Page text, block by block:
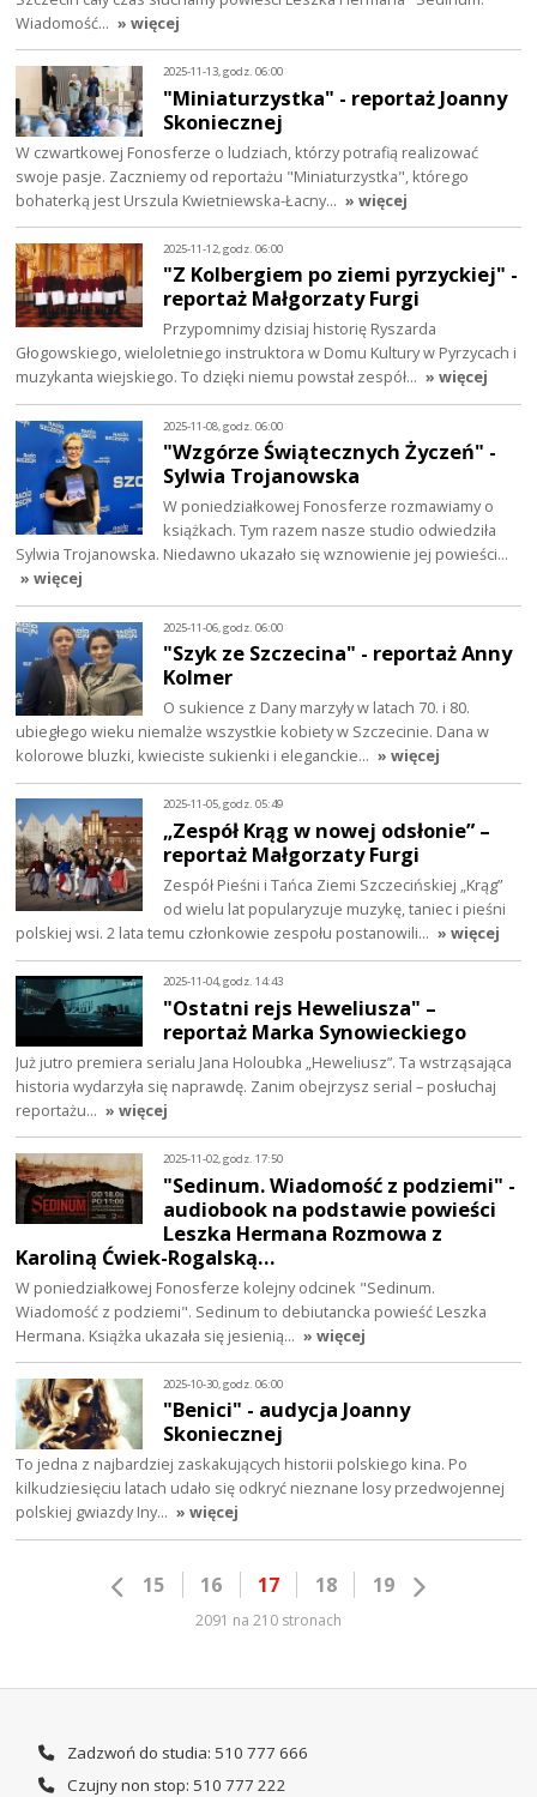
Wiadomość… » więcej
2025-11-13, godz. 06:00
"Miniaturzystka" - reportaż Joanny
Skoniecznej
W czwartkowej Fonosferze o ludziach, którzy potrafią realizować
swoje pasje. Zaczniemy od reportażu "Miniaturzystka", którego
bohaterką jest Urszula Kwietniewska-Łacny… » więcej
2025-11-12, godz. 06:00
"Z Kolbergiem po ziemi pyrzyckiej" -
reportaż Małgorzaty Furgi
Przypomnimy dzisiaj historię Ryszarda
Głogowskiego, wieloletniego instruktora w Domu Kultury w Pyrzycach i
muzykanta wiejskiego. To dzięki niemu powstał zespół… » więcej
2025-11-08, godz. 06:00
"Wzgórze Świątecznych Życzeń" -
Sylwia Trojanowska
W poniedziałkowej Fonosferze rozmawiamy o
książkach. Tym razem nasze studio odwiedziła
Sylwia Trojanowska. Niedawno ukazało się wznowienie jej powieści…
» więcej
2025-11-06, godz. 06:00
"Szyk ze Szczecina" - reportaż Anny
Kolmer
O sukience z Dany marzyły w latach 70. i 80.
ubiegłego wieku niemalże wszystkie kobiety w Szczecinie. Dana w
kolorowe bluzki, kwieciste sukienki i eleganckie… » więcej
2025-11-05, godz. 05:49
„Zespół Krąg w nowej odsłonie” –
reportaż Małgorzaty Furgi
Zespół Pieśni i Tańca Ziemi Szczecińskiej „Krąg”
od wielu lat popularyzuje muzykę, taniec i pieśni
polskiej wsi. 2 lata temu członkowie zespołu postanowili… » więcej
2025-11-04, godz. 14:43
"Ostatni rejs Heweliusza" –
reportaż Marka Synowieckiego
Już jutro premiera serialu Jana Holoubka „Heweliusz”. Ta wstrząsająca
historia wydarzyła się naprawdę. Zanim obejrzysz serial – posłuchaj
reportażu… » więcej
2025-11-02, godz. 17:50
"Sedinum. Wiadomość z podziemi" -
audiobook na podstawie powieści
Leszka Hermana Rozmowa z
Karoliną Ćwiek-Rogalską…
W poniedziałkowej Fonosferze kolejny odcinek "Sedinum.
Wiadomość z podziemi". Sedinum to debiutancka powieść Leszka
Hermana. Książka ukazała się jesienią… » więcej
2025-10-30, godz. 06:00
"Benici" - audycja Joanny
Skoniecznej
To jedna z najbardziej zaskakujących historii polskiego kina. Po
kilkudziesięciu latach udało się odkryć nieznane losy przedwojennej
polskiej gwiazdy Iny… » więcej
15 16 17 18 19
2091 na 210 stronach
Zadzwoń do studia: 510 777 666
Czujny non stop: 510 777 222